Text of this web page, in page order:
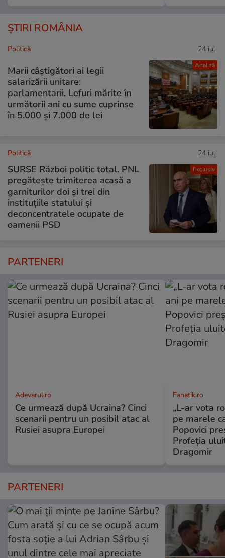
ȘTIRI ROMÂNIA
Analiză
Politică 24 iul.
Marii câștigători ai legii
salarizării unitare:
parlamentarii. Lefuri mărite în
următorii ani cu sume cuprinse
în 5.000 și 7.000 de lei
Exclusiv
Politică 24 iul.
SURSE Război politic total. PNL
pregătește trimiterea acasă a
garniturilor doi și trei din
instituțiile statului și
deconcentratele ocupate de
oamenii PSD
PARTENERI
Adevarul.ro
Ce urmează după Ucraina? Cinci
scenarii pentru un posibil atac al
Rusiei asupra Europei
Fanatik.ro
„L-ar vota
pe marele
Popovici
Profeția
Dragomir
PARTENERI